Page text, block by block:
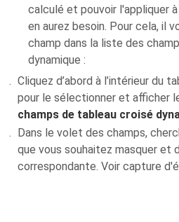
calculé et pouvoir l'appliquer
en aurez besoin. Pour cela, il
champ dans la liste des
dynamique :
Cliquez d’abord à l’intérieur du
pour le sélectionner et afficher
champs de tableau croisé
Dans le volet des champs,
que vous souhaitez masquer et
correspondante. Voir capture